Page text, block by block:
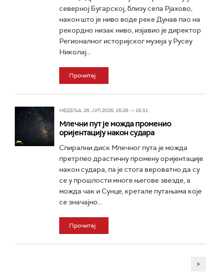
северној Бугарској, близу села Рјахово,
након што је ниво воде реке Дунав пао на
рекордно низак ниво, изјавио је директор
Регионалног историјског музеја у Русеу
Николај...
Прочитај
НЕДЕЉА, 26. ЈУЛ 2026, 16:26 -> 16:31
Млечни пут је можда променио
оријентацију након судара
Спирални диск Млечног пута је можда
претрпео драстичну промену оријентације
након судара, па је стога вероватно да су
се у прошлости многе његове звезде, а
можда чак и Сунце, кретале путањама које
се значајно...
Прочитај
>